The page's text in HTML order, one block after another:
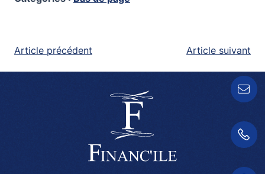
Contactez-nous !
01 56 68 35 00
NAVIGATION
DE
Article précédent Article suivant